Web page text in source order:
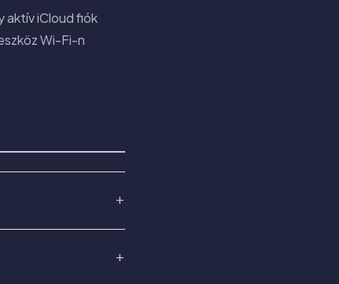
aktív iCloud fiók
Wi-Fi-n